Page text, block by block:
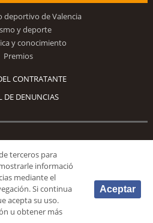
deportivo de Valencia
y deporte
y conocimiento
Premios
CONTRATANTE
DE DENUNCIAS
Síguenos
Valencia |AVISO LEGAL
terceros para
informació
mediante el
Si continua
acepta su uso.
u obtener más
Aceptar